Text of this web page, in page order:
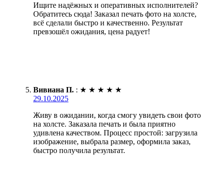
Ищите надёжных и оперативных исполнителей?
Обратитесь сюда! Заказал печать фото на холсте,
всё сделали быстро и качественно. Результат
превзошёл ожидания, цена радует!
Вивиана П. : ★ ★ ★ ★ ★
29.10.2025
Живу в ожидании, когда смогу увидеть свои фото
на холсте. Заказала печать и была приятно
удивлена качеством. Процесс простой: загрузила
изображение, выбрала размер, оформила заказ,
быстро получила результат.